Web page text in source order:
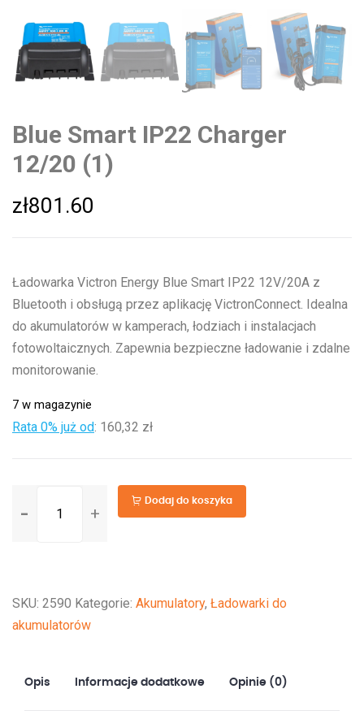
Blue Smart IP22 Charger
12/20 (1)
zł801.60
Ładowarka Victron Energy Blue Smart IP22 12V/20A z
Bluetooth i obsługą przez aplikację VictronConnect. Idealna
do akumulatorów w kamperach, łodziach i instalacjach
fotowoltaicznych. Zapewnia bezpieczne ładowanie i zdalne
monitorowanie.
7 w magazynie
Rata 0% już od: 160,32 zł
Blue
12/20
(1)
Dodaj do koszyka
SKU: 2590 Kategorie: Akumulatory, Ładowarki do
akumulatorów
Opis Informacje dodatkowe Opinie (0)